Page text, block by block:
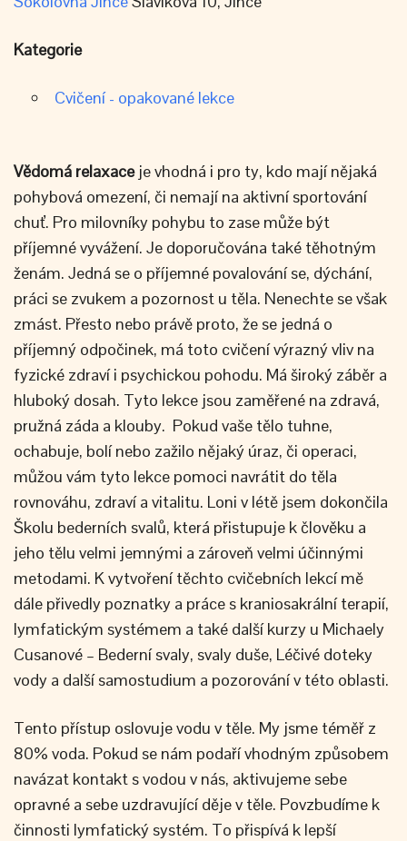
Kategorie
Cvičení - opakované lekce
Vědomá relaxaceje vhodná i pro ty, kdo mají nějaká
pohybová omezení, či nemají na aktivní sportování
chuť. Pro milovníky pohybu to zase může být
příjemné vyvážení. Je doporučována také těhotným
ženám. Jedná se o příjemné povalování se, dýchání,
práci se zvukem a pozornost u těla. Nenechte se však
zmást. Přesto nebo právě proto, že se jedná o
příjemný odpočinek, má toto cvičení výrazný vliv na
fyzické zdraví i psychickou pohodu. Má široký záběr a
hluboký dosah. Tyto lekce jsou zaměřené na zdravá,
pružná záda a klouby. Pokud vaše tělo tuhne,
ochabuje, bolí nebo zažilo nějaký úraz, či operaci,
můžou vám tyto lekce pomoci navrátit do těla
rovnováhu, zdraví a vitalitu. Loni v létě jsem dokončila
Školu bederních svalů, která přistupuje k člověku a
jeho tělu velmi jemnými a zároveň velmi účinnými
metodami. K vytvoření těchto cvičebních lekcí mě
dále přivedly poznatky a práce s kraniosakrální terapií,
lymfatickým systémem a také další kurzy u Michaely
Cusanové – Bederní svaly, svaly duše, Léčivé doteky
vody a další samostudium a pozorování v této oblasti.
Tento přístup oslovuje vodu v těle. My jsme téměř z
80% voda. Pokud se nám podaří vhodným způsobem
navázat kontakt s vodou v nás, aktivujeme sebe
opravné a sebe uzdravující děje v těle. Povzbudíme k
činnosti lymfatický systém. To přispívá k lepší